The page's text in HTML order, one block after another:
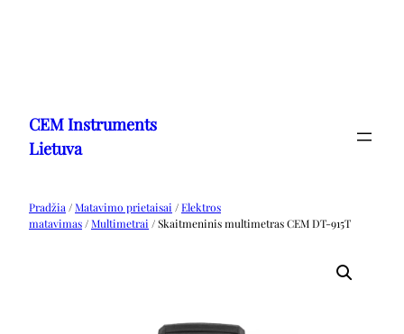
turinio
CEM Instruments
Lietuva
Pradžia /Matavimo prietaisai /Elektros
matavimas /Multimetrai / Skaitmeninis multimetras CEM DT-915T